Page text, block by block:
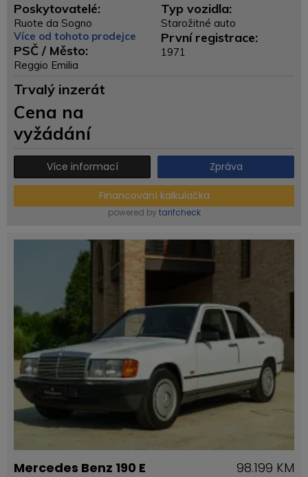
Poskytovatelé:
Ruote da Sogno
Více od tohoto prodejce
PSČ / Město:
Reggio Emilia
Typ vozidla:
Starožitné auto
První registrace:
1971
Trvalý inzerát
Cena na
vyžádání
Více informací Zpráva
Financování kalkulačka
powered by tarifcheck
Mercedes Benz 190 E 98.199 KM